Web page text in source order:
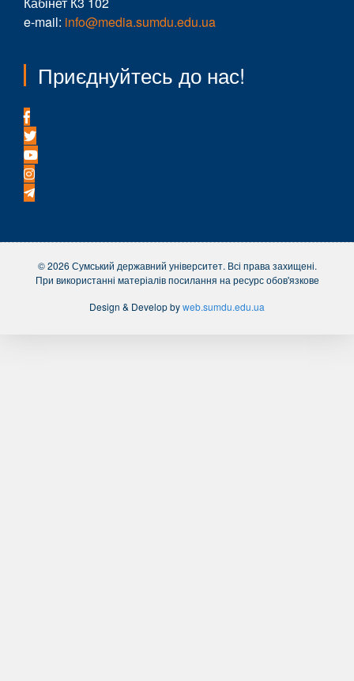
e-mail: info@media.sumdu.edu.ua
Приєднуйтесь до нас!
© 2026 Сумський державний університет. Всі права захищені.
При використанні матеріалів посилання на ресурс обов'язкове
Design & Develop byweb.sumdu.edu.ua